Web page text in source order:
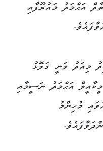
އަޙްމަދު މައުރޫފާއި
މިއަދު ވަނީ ގަލޮޅު
އަޙްމަދު ނަސީމާއި
މުހިންމު